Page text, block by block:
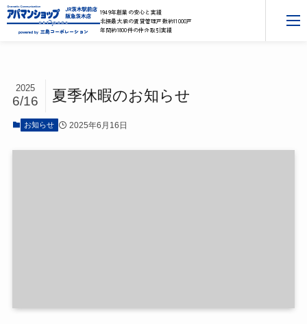
powered by 三島コーポレーション
1949年創業の安心と実績
北摂最大級の賃貸管理戸数約11000戸
年間約1800件の仲介取引実績
夏季休暇のお知らせ
2025
6/16
お知らせ 2025年6月16日